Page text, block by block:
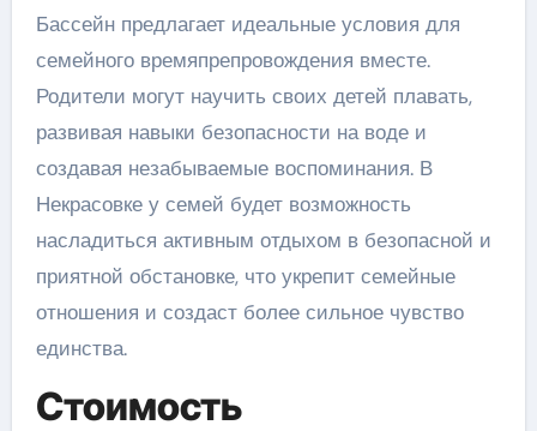
Бассейн предлагает идеальные условия для
семейного времяпрепровождения вместе.
Родители могут научить своих детей плавать,
развивая навыки безопасности на воде и
создавая незабываемые воспоминания. В
Некрасовке у семей будет возможность
насладиться активным отдыхом в безопасной и
приятной обстановке, что укрепит семейные
отношения и создаст более сильное чувство
единства.
Стоимость